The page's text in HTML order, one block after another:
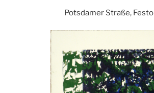
Potsdamer Straße,